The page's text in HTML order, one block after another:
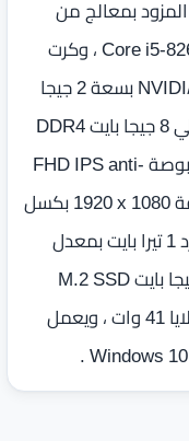
بمعالج من
الجيل الثامن من شركة إنتل اصدار Core i5-8265U ، وكرت
رسوميات منفصل NVIDIA GeForce MX130 بسعة 2 جيجا
بايت GDDR5 ، وذاكرة عشوائية تصل الي 8 جيجا بايت DDR4
بسرعة 2400 جيجا هرتز ، وبشاشة 15.6 بوصة FHD IPS anti-
glare micro-edge WLED-backlit بدقة ‎1920 x 1080 بكسل
، اما التخزين في جهاز اتش بي يأتي بهارد 1 تيرا بايت بمعدل
5400 لفة في الدقيقة مع هارد 128 جيجا بايت M.2 SSD
فائق السرعة ، وبطارية ليثيوم ايون 3 خلايا 41 وات ، ويعمل